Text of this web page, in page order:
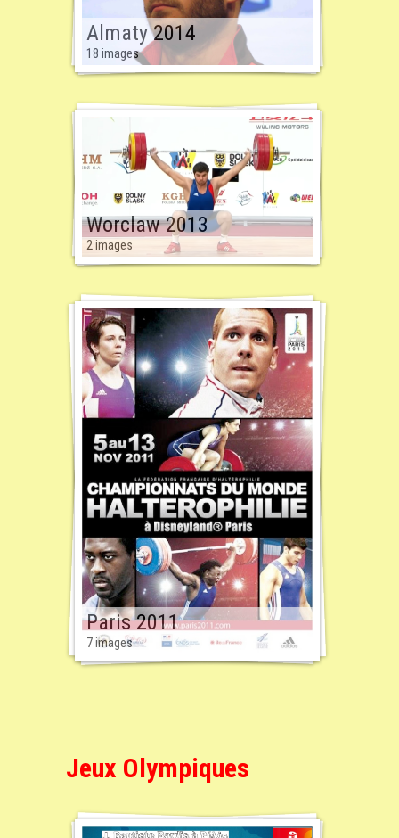
Almaty 2014
18 images
Worclaw 2013
2 images
Paris 2011
7 images
Jeux Olympiques